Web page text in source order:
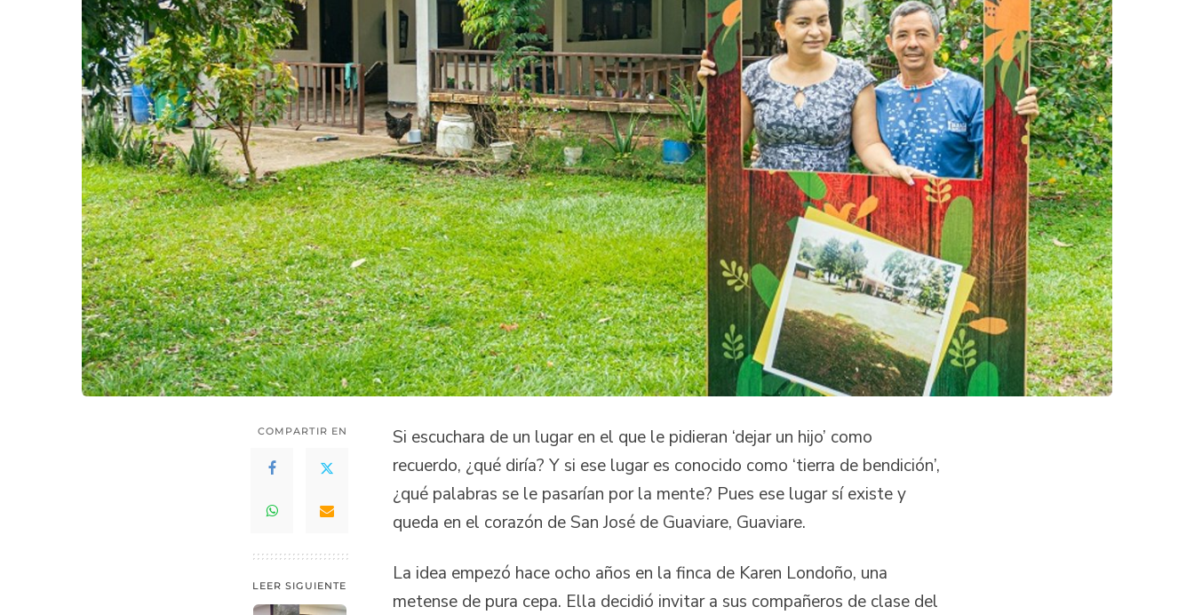
COMPARTIR EN
LEER SIGUIENTE
Si escuchara de un lugar en el que le pidieran ‘dejar un hijo’ como
recuerdo, ¿qué diría? Y si ese lugar es conocido como ‘tierra de bendición’,
¿qué palabras se le pasarían por la mente? Pues ese lugar sí existe y
queda en el corazón de San José de Guaviare, Guaviare.
La idea empezó hace ocho años en la finca de Karen Londoño, una
metense de pura cepa. Ella decidió invitar a sus compañeros de clase del